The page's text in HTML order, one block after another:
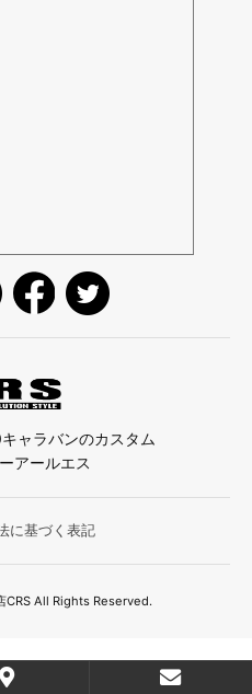
ャラバンのカスタム
アールエス
に基づく表記
CRS All Rights Reserved.